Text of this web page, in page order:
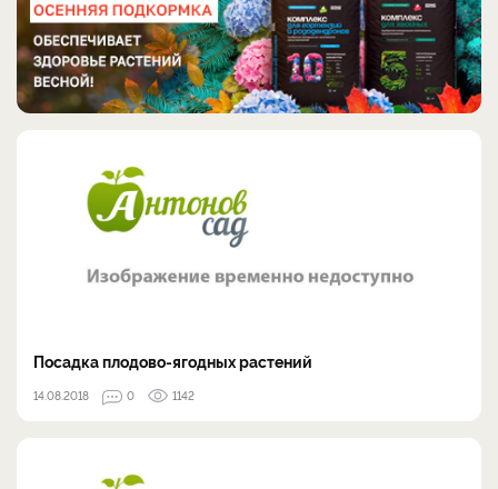
Посадка плодово-ягодных растений
14.08.2018 0 1142